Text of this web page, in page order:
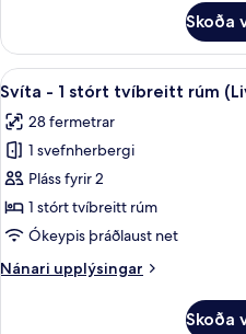
-
reyklaust
(Extra
Bed)
herbergi
1
tvíbreitt
rúm
reyklaust
(Extra
Bed)
Skoða
Skoða
allar
myndir
fyrir
Svíta
-
1
tvíbreitt
2
Svíta - 1 stórt tvíbreitt rúm
28 fermetrar
1 svefnherbergi
Pláss fyrir 2
1 stórt tvíbreitt rúm
Ókeypis þráðlaust net
Nánari upplýsingar
Nánari
Skoða